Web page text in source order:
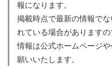
報になります。
掲載時点で最新の情報で
れている場合があります
情報は公式ホームページ
願いいたします。